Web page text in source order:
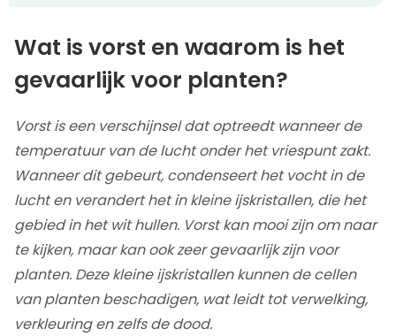
Wat is vorst en waarom is het
gevaarlijk voor planten?
Vorst is een verschijnsel dat optreedt wanneer de
temperatuur van de lucht onder het vriespunt zakt.
Wanneer dit gebeurt, condenseert het vocht in de
lucht en verandert het in kleine ijskristallen, die het
gebied in het wit hullen. Vorst kan mooi zijn om naar
te kijken, maar kan ook zeer gevaarlijk zijn voor
planten. Deze kleine ijskristallen kunnen de cellen
van planten beschadigen, wat leidt tot verwelking,
verkleuring en zelfs de dood.